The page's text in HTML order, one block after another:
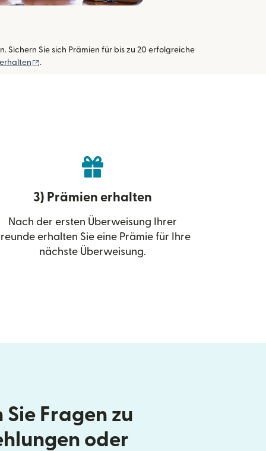
Sie sich Prämien für bis zu 20 erfolgreiche
.
3) Prämien erhalten
Nach der ersten Überweisung Ihrer
erhalten Sie eine Prämie für Ihre
nächste Überweisung.
Sie Fragen zu
oder